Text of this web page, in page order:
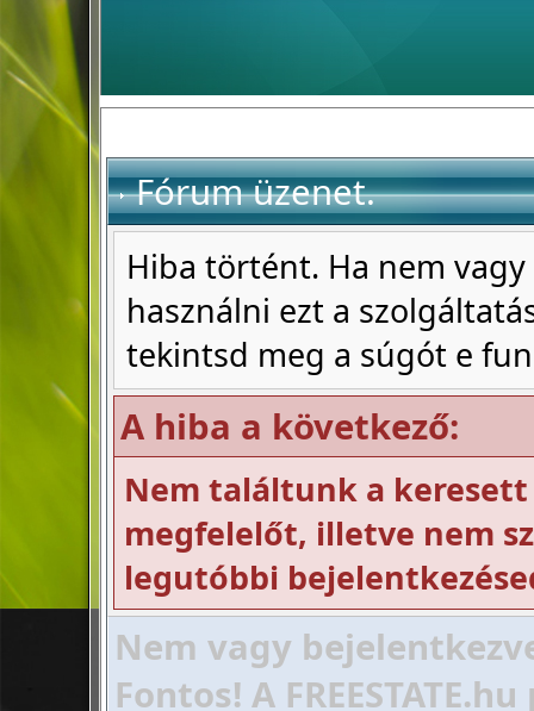
Fórum üzenet.
Hiba történt. Ha nem
használni ezt a
tekintsd meg a súgót e
A hiba a következő:
Nem találtunk a
megfelelőt, illetve nem
legutóbbi
Nem vagy
Fontos! A